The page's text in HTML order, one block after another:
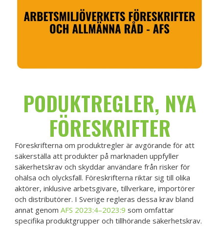
PODUKTREGLER, NYA
FÖRESKRIFTER
Föreskrifterna om produktregler är avgörande för att
säkerställa att produkter på marknaden uppfyller
säkerhetskrav och skyddar användare från risker för
ohälsa och olycksfall. Föreskrifterna riktar sig till olika
aktörer, inklusive arbetsgivare, tillverkare, importörer
och distributörer. I Sverige regleras dessa krav bland
annat genom AFS 2023:4–2023:9 som omfattar
specifika produktgrupper och tillhörande säkerhetskrav.